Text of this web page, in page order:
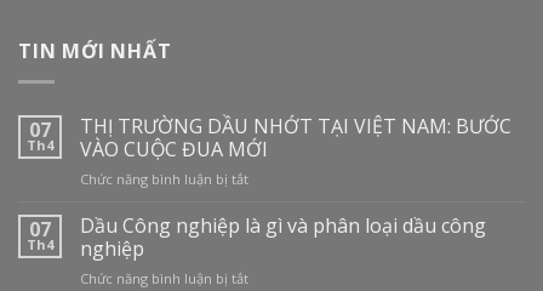
TIN MỚI NHẤT
07
Th4
THỊ TRƯỜNG DẦU NHỚT TẠI VIỆT NAM: BƯỚC
VÀO CUỘC ĐUA MỚI
Chức năng bình luận bị tắtở
TRƯỜNG
DẦU
TẠI
07
Th4
Dầu Công nghiệp là gì và phân loại dầu công
nghiệp
Chức năng bình luận bị tắtở